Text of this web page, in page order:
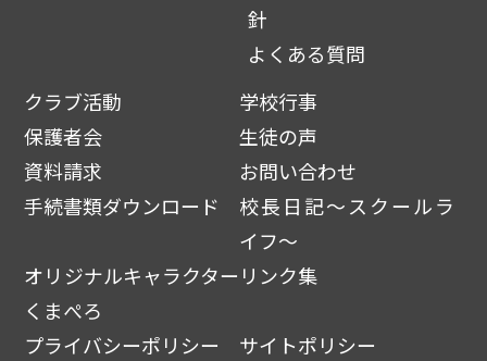
針
よくある質問
クラブ活動
学校行事
保護者会
生徒の声
資料請求
お問い合わせ
手続書類ダウンロード
校長日記～スクールラ
イフ～
オリジナルキャラクター
くまぺろ
リンク集
プライバシーポリシー サイトポリシー